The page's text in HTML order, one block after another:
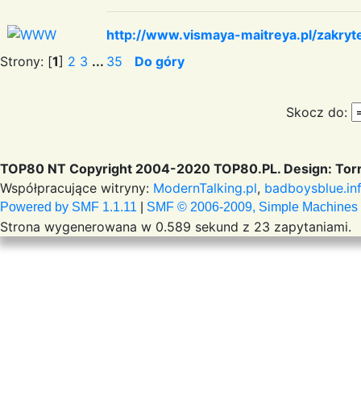
http://www.vismaya-maitreya.pl/
Strony: [1] 2 3 ... 35 Do góry
Skocz do:
TOP80 NT Copyright 2004-2020 TOP80.PL. Design:
Współpracujące witryny: ModernTalking.pl,
Powered by SMF 1.1.11 SMF © 2006-2009, Simple Machines
Strona wygenerowana w 0.589 sekund z 23 zapytaniami.